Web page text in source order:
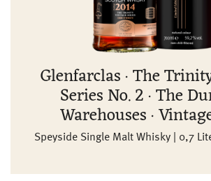
Glenfarclas · The
Series No. 2 · The
Warehouses ·
Speyside Single Malt Whisky | 0,7